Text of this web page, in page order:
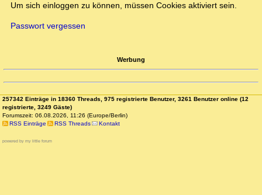
Um sich einloggen zu können, müssen Cookies aktiviert sein.
Passwort vergessen
Werbung
257342 Einträge in 18360 Threads, 975 registrierte Benutzer, 3261 Benutzer online (12
registrierte, 3249 Gäste)
Forumszeit: 06.08.2026, 11:26 (Europe/Berlin)
RSS Einträge
RSS Threads Kontakt
powered by my little forum